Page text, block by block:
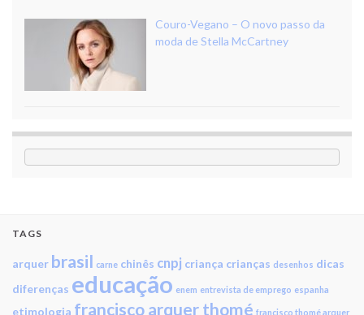
Couro-Vegano – O novo passo da
moda de Stella McCartney
TAGS
arquer brasil carne chinês cnpj criança crianças desenhos dicas
diferenças educação enem entrevista de emprego espanha
etimologia francisco arquer thomé francisco thomé arquer